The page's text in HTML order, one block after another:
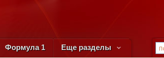
Формула 1 Еще разделы